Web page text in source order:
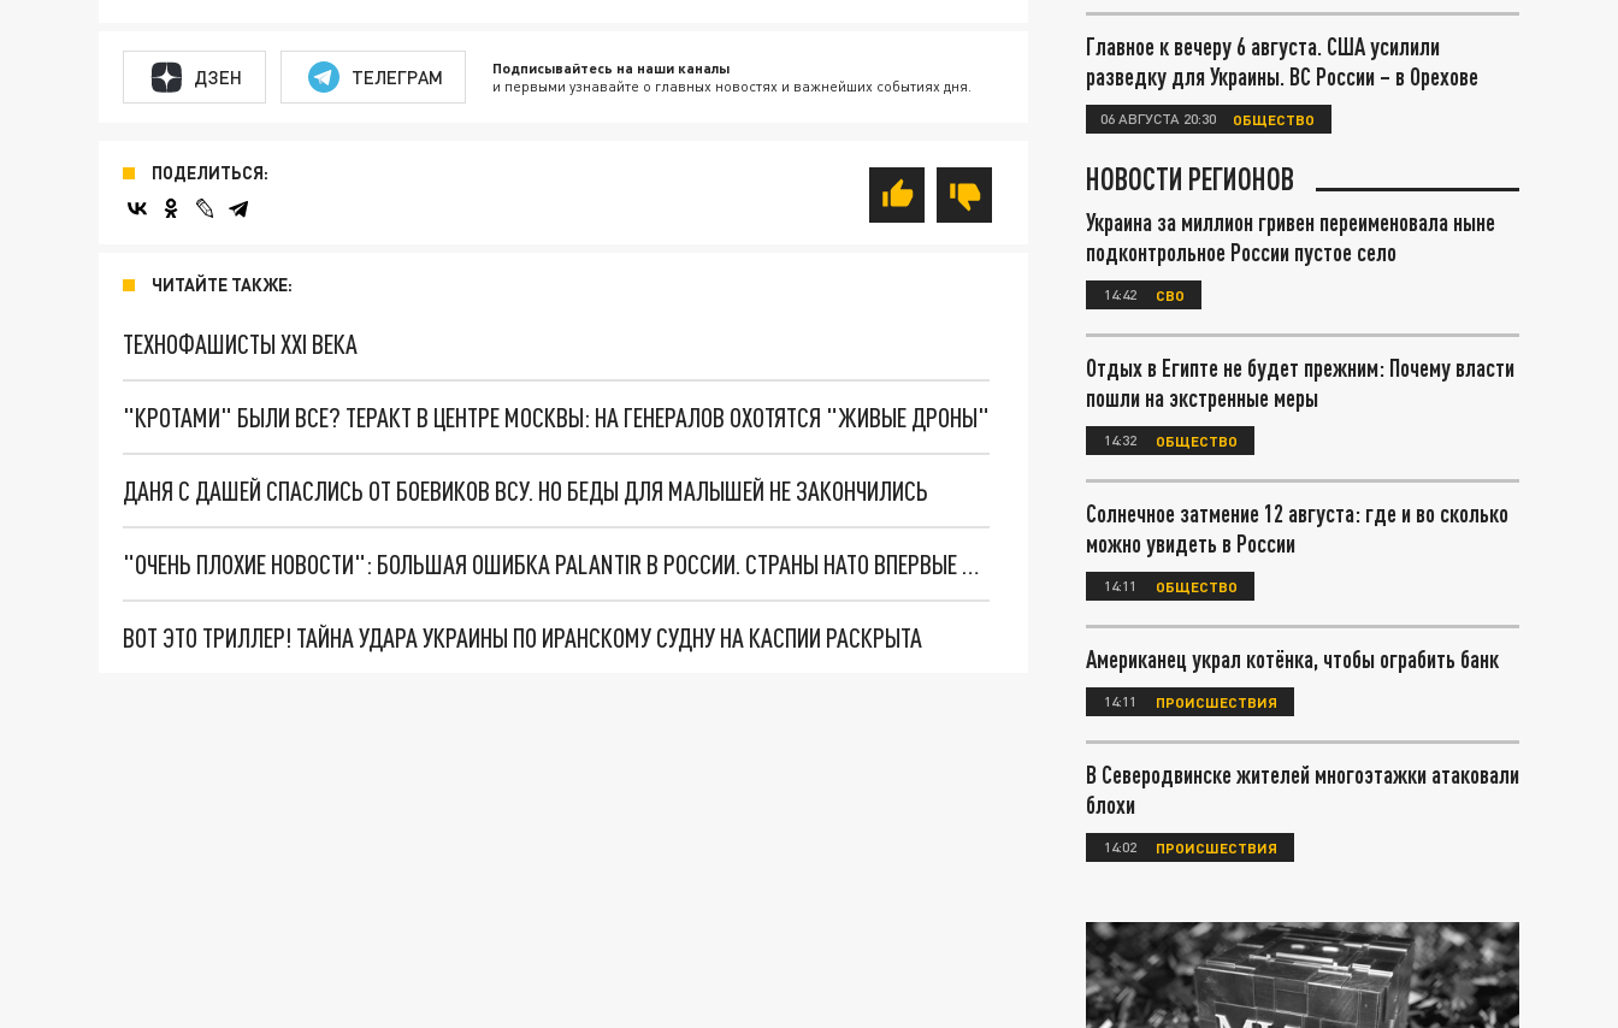
ДЗЕН ТЕЛЕГРАМ Подписывайтесь на наши каналы
и первыми узнавайте о главных новостях и важнейших событиях дня.
ПОДЕЛИТЬСЯ:
ЧИТАЙТЕ ТАКЖЕ:
ТЕХНОФАШИСТЫ XXI ВЕКА
"КРОТАМИ" БЫЛИ ВСЕ? ТЕРАКТ В ЦЕНТРЕ МОСКВЫ: НА ГЕНЕРАЛОВ ОХОТЯТСЯ "ЖИВЫЕ ДРОНЫ"
ДАНЯ С ДАШЕЙ СПАСЛИСЬ ОТ БОЕВИКОВ ВСУ. НО БЕДЫ ДЛЯ МАЛЫШЕЙ НЕ ЗАКОНЧИЛИСЬ
"ОЧЕНЬ ПЛОХИЕ НОВОСТИ": БОЛЬШАЯ ОШИБКА PALANTIR В РОССИИ. СТРАНЫ НАТО ВПЕРВЫЕ ЗА СВО ОСТАНОВИЛИ ПОСТАВКИ ОРУЖИЯ. ВСУ ТЕРЯЮТ ПРИГРАНИЧЬЕ?
ВОТ ЭТО ТРИЛЛЕР! ТАЙНА УДАРА УКРАИНЫ ПО ИРАНСКОМУ СУДНУ НА КАСПИИ РАСКРЫТА
Главное к вечеру 6 августа. США усилили
разведку для Украины. ВС России – в Орехове
06 АВГУСТА 20:30 ОБЩЕСТВО
НОВОСТИ РЕГИОНОВ
Украина за миллион гривен переименовала ныне
подконтрольное России пустое село
14:42 СВО
Отдых в Египте не будет прежним: Почему власти
пошли на экстренные меры
14:32 ОБЩЕСТВО
Солнечное затмение 12 августа: где и во сколько
можно увидеть в России
14:11 ОБЩЕСТВО
Американец украл котёнка, чтобы ограбить банк
14:11 ПРОИСШЕСТВИЯ
В Северодвинске жителей многоэтажки атаковали
блохи
14:02 ПРОИСШЕСТВИЯ